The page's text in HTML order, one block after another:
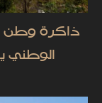
ذاكرة وطن
الوطني